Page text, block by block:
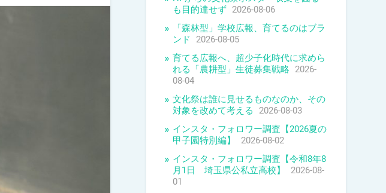
も目的達せず 2026-08-06
「森林型」学校広報、育てるのはブラ
ンド
2026-08-05
育てる広報へ、超少子化時代に求めら
れる「農耕型」生徒募集戦略 2026-
08-04
文化祭は誰に見せるものなのか、その
対象を改めて考える
2026-08-03
インスタ・フォロワー調査【2026夏の
甲子園特別編】
2026-08-02
インスタ・フォロワー調査【令和8年8
月1日 埼玉県公私立高校】
2026-08-
01